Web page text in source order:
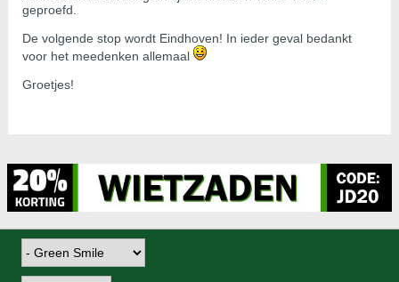
geproefd.
De volgende stop wordt Eindhoven! In ieder geval bedankt
voor het meedenken allemaal
Groetjes!